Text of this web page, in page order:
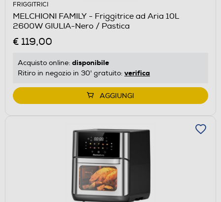
FRIGGITRICI
MELCHIONI FAMILY - Friggitrice ad Aria 10L
2600W GIULIA-Nero / Pastica
€ 119,00
Acquisto online: disponibile
Ritiro in negozio in 30' gratuito: verifica
AGGIUNGI